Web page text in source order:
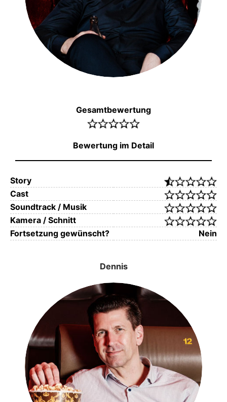
Gesamtbewertung
Bewertung im Detail
Story
Cast
Soundtrack / Musik
Kamera / Schnitt
Fortsetzung gewünscht?
Nein
Dennis